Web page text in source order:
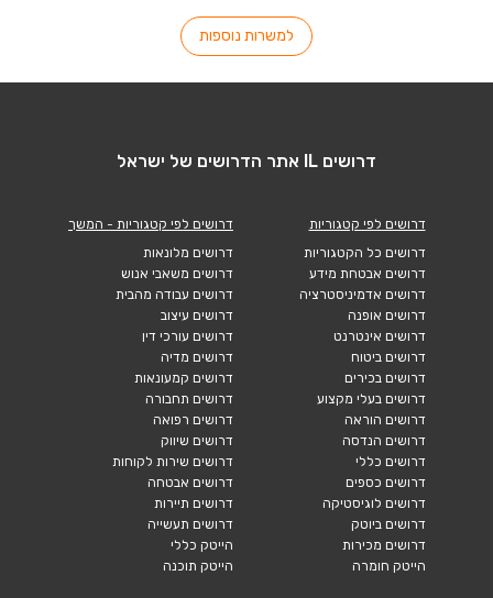
למשרות נוספות
דרושים IL אתר הדרושים של ישראל
דרושים לפי קטגוריות
דרושים כל הקטגוריות
דרושים אבטחת מידע
דרושים אדמיניסטרציה
דרושים אופנה
דרושים אינטרנט
דרושים ביטוח
דרושים בכירים
דרושים בעלי מקצוע
דרושים הוראה
דרושים הנדסה
דרושים כללי
דרושים כספים
דרושים לוגיסטיקה
דרושים ביוטק
דרושים מכירות
הייטק חומרה
דרושים לפי קטגוריות - המשך
דרושים מלונאות
דרושים משאבי אנוש
דרושים עבודה מהבית
דרושים עיצוב
דרושים עורכי דין
דרושים מדיה
דרושים קמעונאות
דרושים תחבורה
דרושים רפואה
דרושים שיווק
דרושים שירות לקוחות
דרושים אבטחה
דרושים תיירות
דרושים תעשייה
הייטק כללי
הייטק תוכנה